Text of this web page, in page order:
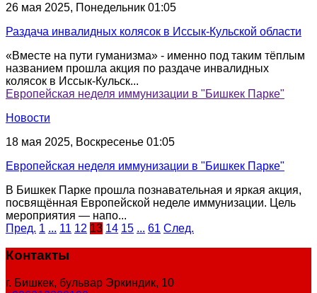
26 мая 2025, Понедельник 01:05
Раздача инвалидных колясок в Иссык-Кульской области
«Вместе на пути гуманизма» - именно под таким тёплым
названием прошла акция по раздаче инвалидных
колясок в Иссык-Кульск...
Европейская неделя иммунизации в "Бишкек Парке"
Новости
18 мая 2025, Воскресенье 01:05
Европейская неделя иммунизации в "Бишкек Парке"
В Бишкек Парке прошла познавательная и яркая акция,
посвящённая Европейской неделе иммунизации. Цель
мероприятия — напо...
Пред. 1 ... 11 12 13 14 15 ... 61 След.
Контакты
г. Бишкек, бульвар Эркиндик, 10